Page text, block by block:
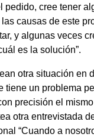
pedido, cree tener
causas de este
y algunas veces
es la solución”.
otra situación en
tiene un problema
precisión el
otra entrevistada
“Cuando a